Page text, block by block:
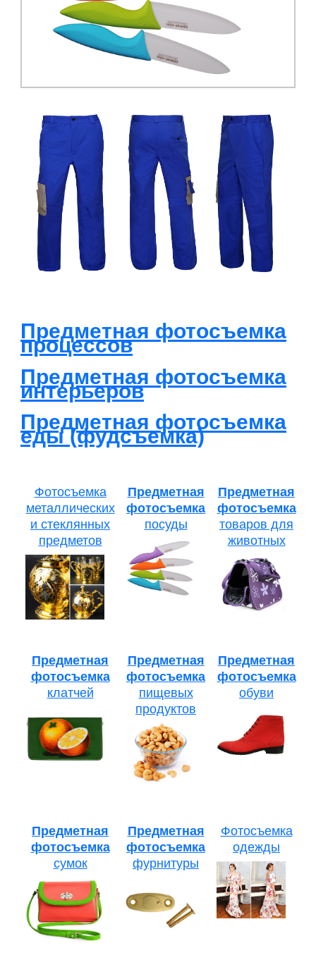
Предметная фотосъемка
процессов
Предметная фотосъемка
интерьеров
Предметная фотосъемка
еды (фудсъемка)
Фотосъемка
металлических
и стеклянных
предметов
Предметная
фотосъемка
посуды
Предметная
фотосъемка
товаров для
животных
Предметная
фотосъемка
клатчей
Предметная
фотосъемка
пищевых
продуктов
Предметная
фотосъемка
обуви
Предметная
фотосъемка
сумок
Предметная
фотосъемка
фурнитуры
Фотосъемка
одежды